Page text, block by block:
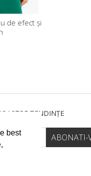
best
de efect și
TENDINȚE